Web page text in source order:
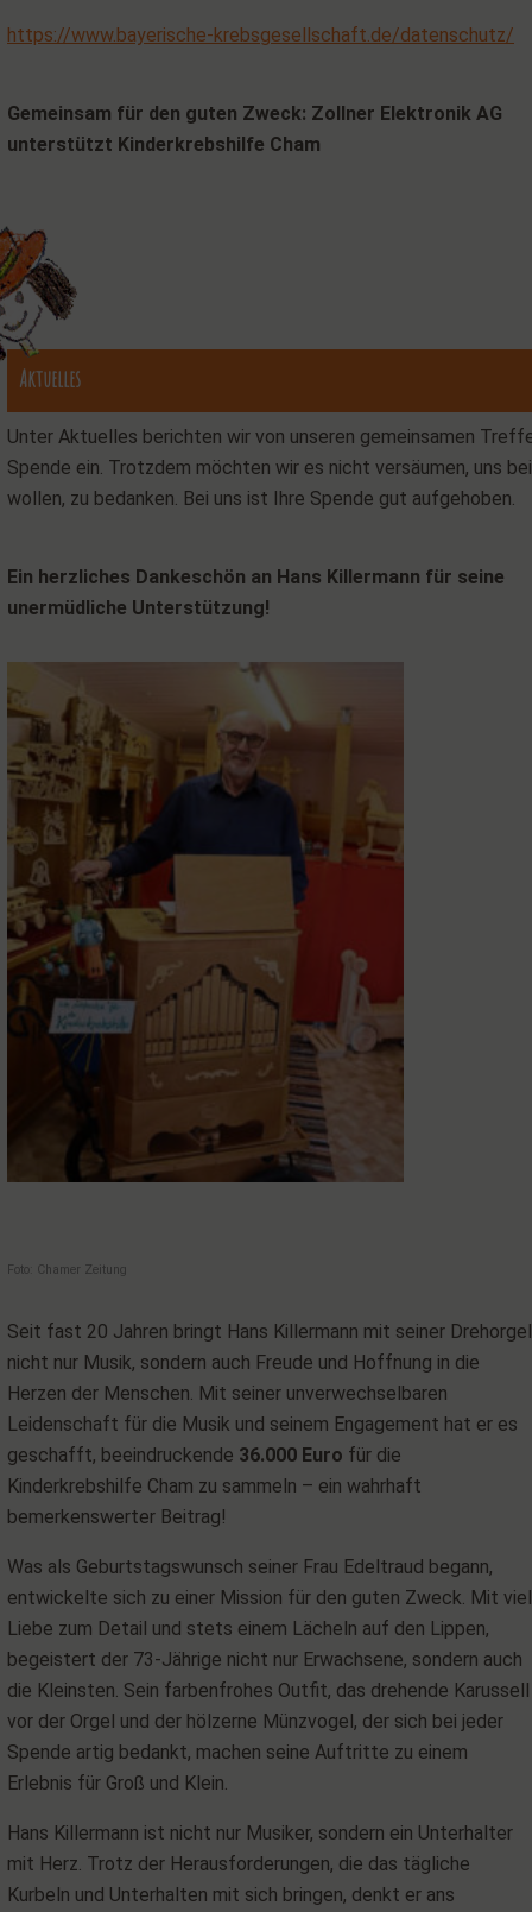
https://www.bayerische-krebsgesellschaft.de/datenschutz/
Gemeinsam für den guten Zweck: Zollner Elektronik AG
unterstützt Kinderkrebshilfe Cham
Aktuelles
Unter Aktuelles berichten wir von unseren gemeinsamen
Spende ein. Trotzdem möchten wir es nicht versäumen, uns
wollen, zu bedanken. Bei uns ist Ihre Spende gut aufgehoben.
Ein herzliches Dankeschön an Hans Killermann für seine
unermüdliche Unterstützung!
Foto: Chamer Zeitung
Seit fast 20 Jahren bringt Hans Killermann mit seiner Drehorgel
nicht nur Musik, sondern auch Freude und Hoffnung in die
Herzen der Menschen. Mit seiner unverwechselbaren
Leidenschaft für die Musik und seinem Engagement hat er es
geschafft, beeindruckende 36.000 Euro für die
Kinderkrebshilfe Cham zu sammeln – ein wahrhaft
bemerkenswerter Beitrag!
Was als Geburtstagswunsch seiner Frau Edeltraud begann,
entwickelte sich zu einer Mission für den guten Zweck. Mit viel
Liebe zum Detail und stets einem Lächeln auf den Lippen,
begeistert der 73-Jährige nicht nur Erwachsene, sondern auch
die Kleinsten. Sein farbenfrohes Outfit, das drehende Karussell
vor der Orgel und der hölzerne Münzvogel, der sich bei jeder
Spende artig bedankt, machen seine Auftritte zu einem
Erlebnis für Groß und Klein.
Hans Killermann ist nicht nur Musiker, sondern ein Unterhalter
mit Herz. Trotz der Herausforderungen, die das tägliche
Kurbeln und Unterhalten mit sich bringen, denkt er ans